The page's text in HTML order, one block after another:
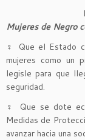
Mujeres de Negro
♀ Que el Estado
mujeres como un
legisle para que
seguridad.
♀ Que se dote
Medidas de
avanzar hacia una